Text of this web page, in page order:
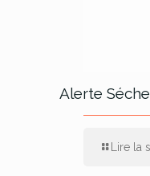
Alerte
Lire la